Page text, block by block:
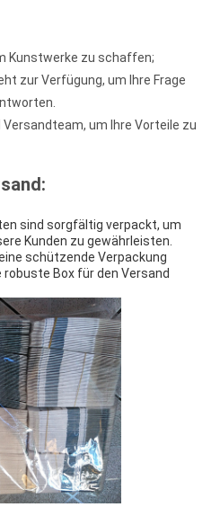
Kunstwerke zu schaffen;
zur Verfügung, um Ihre Frage
um Ihre Vorteile zu
sind sorgfältig verpackt, um
Kunden zu gewährleisten.
schützende Verpackung
Box für den Versand